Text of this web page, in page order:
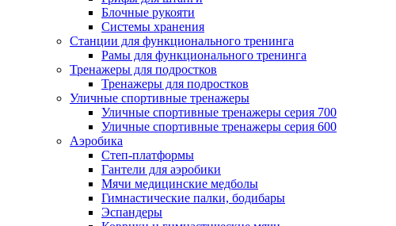
Блочные рукояти
Системы хранения
Станции для функционального тренинга
Рамы для функционального тренинга
Тренажеры для подростков
Тренажеры для подростков
Уличные спортивные тренажеры
Уличные спортивные тренажеры серия 700
Уличные спортивные тренажеры серия 600
Аэробика
Степ-платформы
Гантели для аэробики
Мячи медицинские медболы
Гимнастические палки, бодибары
Эспандеры